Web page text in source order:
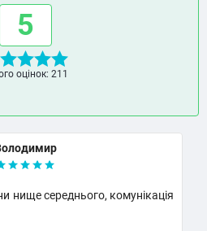
5
оцінок: 211
нище середнього, комунікація